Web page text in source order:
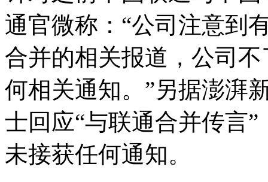
通官微称：“公司注意到
合并的相关报道，公司
何相关通知。”另据澎湃
士回应“与联通合并传言
未接获任何通知。